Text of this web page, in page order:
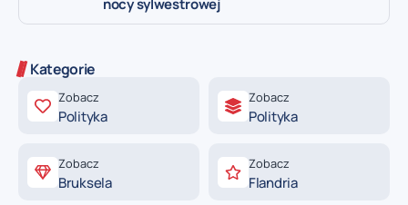
nocy sylwestrowej
Kategorie
Zobacz
Polityka
Zobacz
Polityka
Zobacz
Bruksela
Zobacz
Flandria